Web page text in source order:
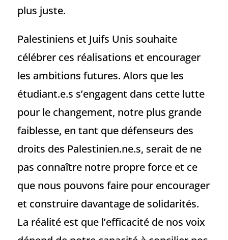
plus juste.
Palestiniens et Juifs Unis souhaite
célébrer ces réalisations et encourager
les ambitions futures. Alors que les
étudiant.e.s s’engagent dans cette lutte
pour le changement, notre plus grande
faiblesse, en tant que défenseurs des
droits des Palestinien.ne.s, serait de ne
pas connaître notre propre force et ce
que nous pouvons faire pour encourager
et construire davantage de solidarités.
La réalité est que l’efficacité de nos voix